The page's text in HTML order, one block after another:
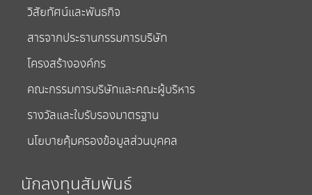
วิสัยทัศน์และพันธกิจ
สารจากประธานกรรมการบริษัท
โครงสร้างองค์กร
คณะกรรมการบริษัทและคณะผู้บริหาร
รางวัลและใบรับรองมาตรฐาน
นโยบายคุ้มครองข้อมูลส่วนบุคคล
นักลงทุนสัมพันธ์